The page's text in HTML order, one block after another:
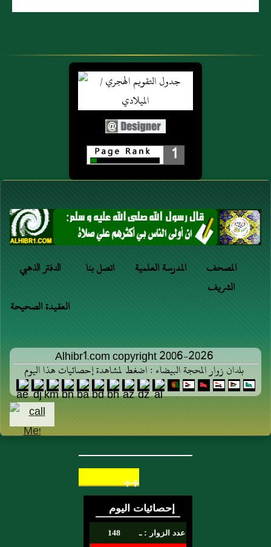
1
الدفتر الذهبي اتصل بنا المدرسة العلمية
المصحف
الشريف
العقيدة الصحيحة
Alhibr1.com copyright 2006-2026
بلدان زوار المحجة البيضاء : اضغط لمشاهدة إحصائيات هذا اليوم
++